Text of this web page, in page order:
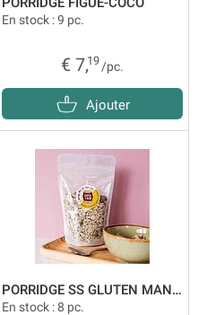
En stock : 9 pc.
€ 7,19 /pc.
Ajouter
PORRIDGE SS GLUTEN MANGUE-CHANVRE
En stock : 8 pc.